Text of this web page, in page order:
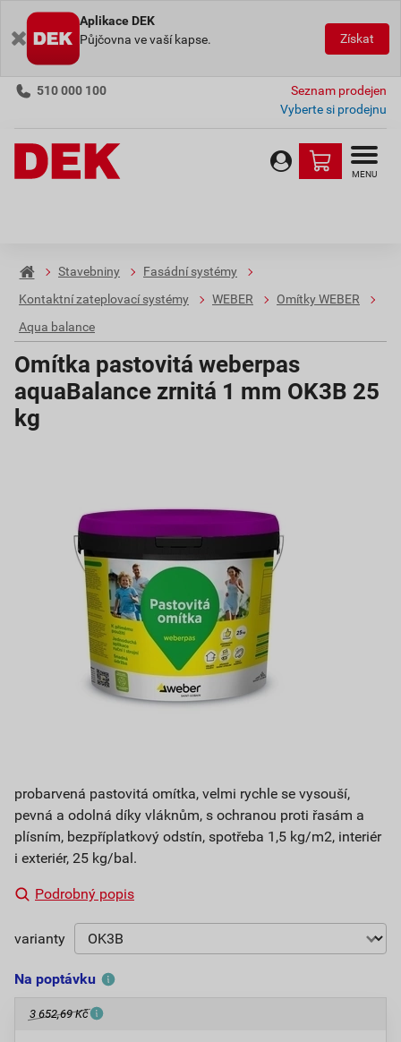
Aplikace DEK
Půjčovna ve vaší kapse.
Získat
510 000 100
Seznam prodejen
Vyberte si prodejnu
MENU
Stavebniny
Fasádní systémy
Kontaktní zateplovací systémy
WEBER
Omítky WEBER
Aqua balance
Omítka pastovitá weberpas
aquaBalance zrnitá 1 mm OK3B 25
kg
probarvená pastovitá omítka, velmi rychle se vysouší,
pevná a odolná díky vláknům, s ochranou proti řasám a
plísním, bezpříplatkový odstín, spotřeba 1,5 kg/m2, interiér
i exteriér, 25 kg/bal.
Podrobný popis
varianty
Na poptávku
3 652,69 Kč